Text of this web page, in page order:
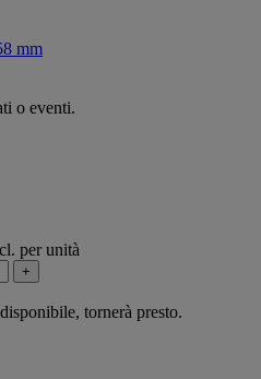
mm
o eventi.
per unità
+
tornerà presto.